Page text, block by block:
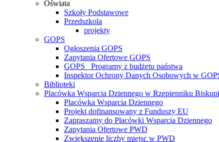
Oświata
Szkoły Podstawowe
Przedszkola
projekty
GOPS
Ogłoszenia GOPS
Zapytania Ofertowe GOPS
GOPS_ Programy z budżetu państwa
Inspektor Ochrony Danych Osobowych w
Biblioteki
Placówka Wsparcia Dziennego w Rzepienniku
Placówka Wsparcia Dziennego
Projekt dofinansowany z Funduszy EU
Zapraszamy do Placówki Wsparcia Dziennego
Zapytania Ofertowe PWD
Zwiększenie liczby miejsc w PWD